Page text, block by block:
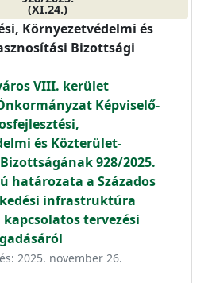
(XI.24.)
Környezetvédelmi és
Bizottsági
VIII. kerület
Képviselő-
és Közterület-
928/2025.
határozata a Százados
infrastruktúra
tervezési
2025. november 26.